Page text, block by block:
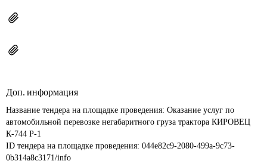
Доп. информация
Название тендера на площадке проведения: Оказание услуг по
автомобильной перевозке негабаритного груза трактора КИРОВЕЦ
К-744 Р-1
ID тендера на площадке проведения: 044e82c9-2080-499a-9c73-
0b314a8c3171/info